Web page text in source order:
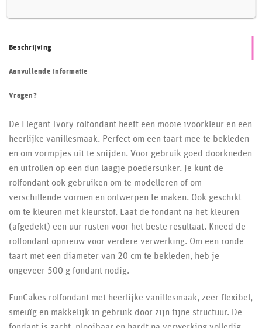
Beschrijving
Aanvullende informatie
Vragen?
De Elegant Ivory rolfondant heeft een mooie ivoorkleur en een
heerlijke vanillesmaak. Perfect om een taart mee te bekleden
en om vormpjes uit te snijden. Voor gebruik goed doorkneden
en uitrollen op een dun laagje poedersuiker. Je kunt de
rolfondant ook gebruiken om te modelleren of om
verschillende vormen en ontwerpen te maken. Ook geschikt
om te kleuren met kleurstof. Laat de fondant na het kleuren
(afgedekt) een uur rusten voor het beste resultaat. Kneed de
rolfondant opnieuw voor verdere verwerking. Om een ronde
taart met een diameter van 20 cm te bekleden, heb je
ongeveer 500 g fondant nodig.
FunCakes rolfondant met heerlijke vanillesmaak, zeer flexibel,
smeuïg en makkelijk in gebruik door zijn fijne structuur. De